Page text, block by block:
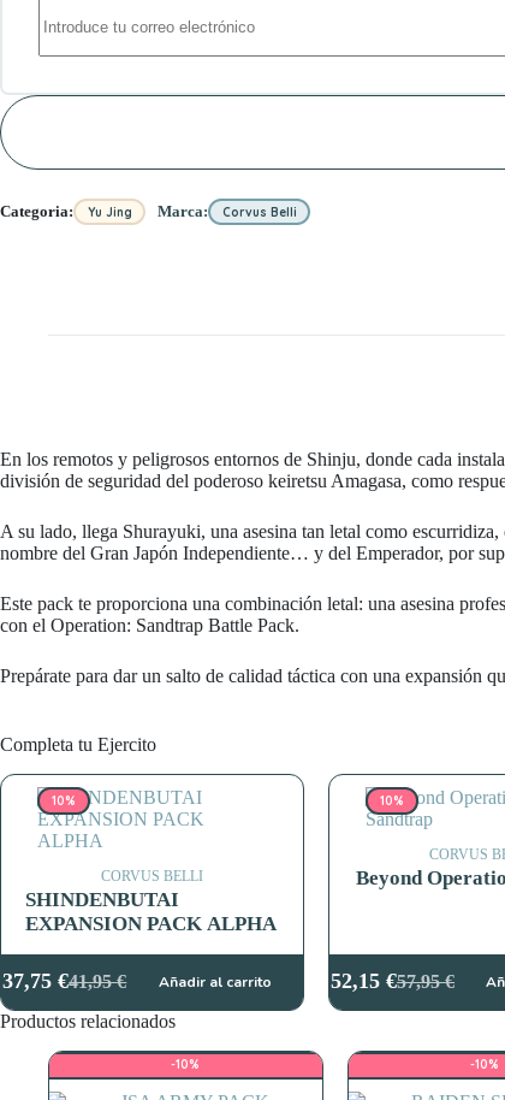
Categoria: Yu Jing Marca: Corvus Belli
En los remotos y peligrosos entornos de Shinju, donde cada
división de seguridad del poderoso keiretsu Amagasa, como
A su lado, llega Shurayuki, una asesina tan letal como
nombre del Gran Japón Independiente… y del Emperador, por
Este pack te proporciona una combinación letal: una asesina
con el Operation: Sandtrap Battle Pack.
Prepárate para dar un salto de calidad táctica con una expansión
Completa tu Ejercito
10%
CORVUS BELLI
SHINDENBUTAI
EXPANSION PACK ALPHA
41,95€
El
precio
41,95 €.
37,75€El
precio
37,75 €.
Añadir al carrito
10%
CORVUS
Beyond
57,95€
El
precio
57,95 €.
52,15€El
precio
52,15 €.
Productos relacionados
-10% -10%